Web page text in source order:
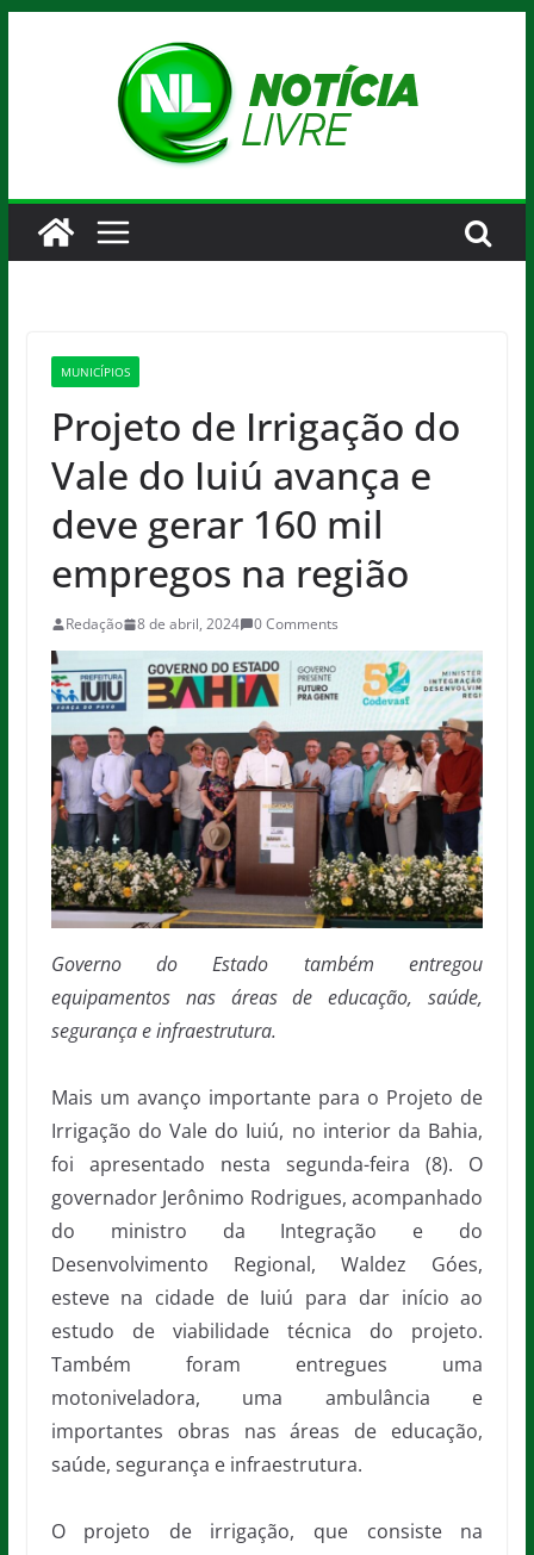
MUNICÍPIOS
Projeto de Irrigação do
Vale do Iuiú avança e
deve gerar 160 mil
empregos na região
Redação 8 de abril, 2024 0 Comments
Governo do Estado também entregou
equipamentos nas áreas de educação, saúde,
segurança e infraestrutura.
Mais um avanço importante para o Projeto de
Irrigação do Vale do Iuiú, no interior da Bahia,
foi apresentado nesta segunda-feira (8). O
governador Jerônimo Rodrigues, acompanhado
do ministro da Integração e do
Desenvolvimento Regional, Waldez Góes,
esteve na cidade de Iuiú para dar início ao
estudo de viabilidade técnica do projeto.
Também foram entregues uma
motoniveladora, uma ambulância e
importantes obras nas áreas de educação,
saúde, segurança e infraestrutura.
O projeto de irrigação, que consiste na